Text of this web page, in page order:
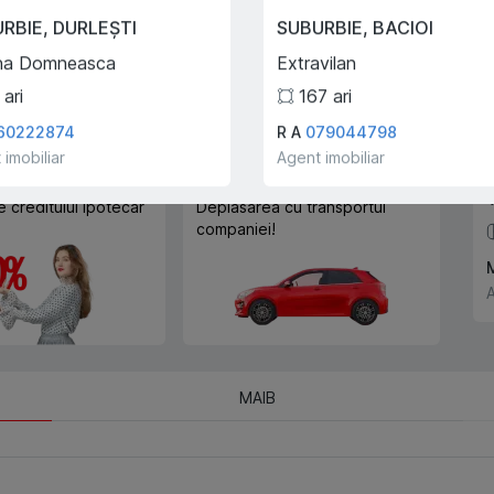
Trade-In
Trade-In, vă ajutăm să
cumpărați acest apartament în
creditului ipotecar
Deplasarea cu transportul
companiei!
MAIB
, DURLEȘTI
Domneasca
ari
imobiliar
SUBURBIE, BACIOI
Extravilan
167 ari
R A 079044798
Agent imobiliar